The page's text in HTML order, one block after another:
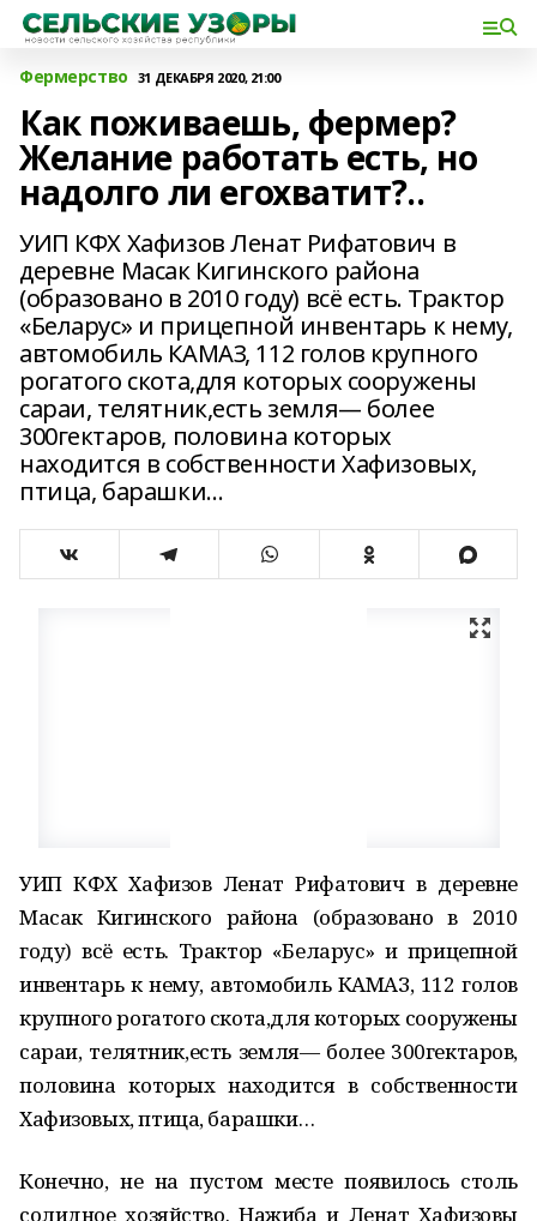
Фермерство 31 ДЕКАБРЯ 2020, 21:00
Как поживаешь, фермер?
Желание работать есть, но
надолго ли егохватит?..
УИП КФХ Хафизов Ленат Рифатович в
деревне Масак Кигинского района
(образовано в 2010 году) всё есть. Трактор
«Беларус» и прицепной инвентарь к нему,
автомобиль КАМАЗ, 112 голов крупного
рогатого скота,для которых сооружены
сараи, телятник,есть земля— более
300гектаров, половина которых
находится в собственности Хафизовых,
птица, барашки…
УИП КФХ Хафизов Ленат Рифатович в деревне
Масак Кигинского района (образовано в 2010
году) всё есть. Трактор «Беларус» и прицепной
инвентарь к нему, автомобиль КАМАЗ, 112 голов
крупного рогатого скота,для которых сооружены
сараи, телятник,есть земля— более 300гектаров,
половина которых находится в собственности
Хафизовых, птица, барашки…
Конечно, не на пустом месте появилось столь
солидное хозяйство. Нажиба и Ленат Хафизовы